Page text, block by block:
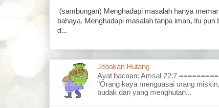
(sambungan) Menghadapi masalah hanya
bahaya. Menghadapi masalah tanpa iman, itu
d...
Jebakan Hutang
Ayat bacaan: Amsal 22:7
"Orang kaya menguasai orang
budak dari yang menghutan...